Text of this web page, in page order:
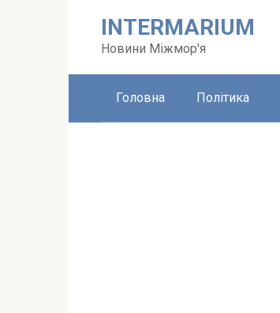
INTERMARIUM
Новини Міжмор'я
Головна Політика